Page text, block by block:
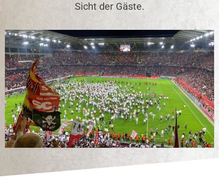
Sicht der Gäste.